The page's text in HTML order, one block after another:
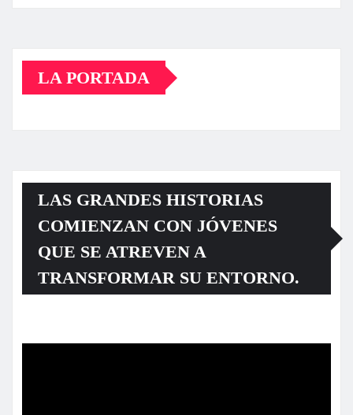
LA PORTADA
LAS GRANDES HISTORIAS
COMIENZAN CON JÓVENES
QUE SE ATREVEN A
TRANSFORMAR SU ENTORNO.